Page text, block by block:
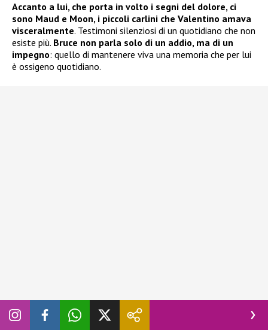
Accanto a lui, che porta in volto i segni del dolore, ci
sono Maud e Moon, i piccoli carlini che Valentino amava
visceralmente. Testimoni silenziosi di un quotidiano che non
esiste più. Bruce non parla solo di un addio, ma di un
impegno: quello di mantenere viva una memoria che per lui
è ossigeno quotidiano.